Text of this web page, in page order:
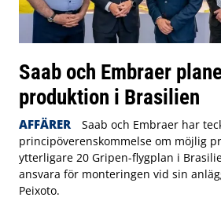
Saab och Embraer
produktion i Brasilien
AFFÄRER
Saab och Embraer har
principöverenskommelse om möjlig
ytterligare 20 Gripen-flygplan i
ansvara för monteringen vid sin
Peixoto.